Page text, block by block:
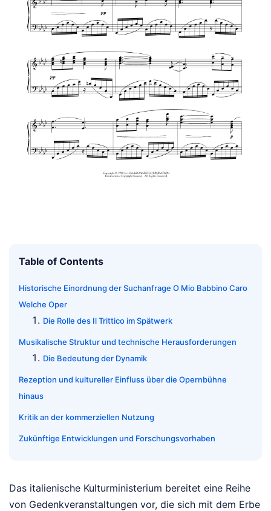
Table of Contents
Historische Einordnung der Suchanfrage O Mio Babbino Caro
Welche Oper
Die Rolle des Il Trittico im Spätwerk
Musikalische Struktur und technische Herausforderungen
Die Bedeutung der Dynamik
Rezeption und kultureller Einfluss über die Opernbühne
hinaus
Kritik an der kommerziellen Nutzung
Zukünftige Entwicklungen und Forschungsvorhaben
Das italienische Kulturministerium bereitet eine Reihe
von Gedenkveranstaltungen vor, die sich mit dem Erbe